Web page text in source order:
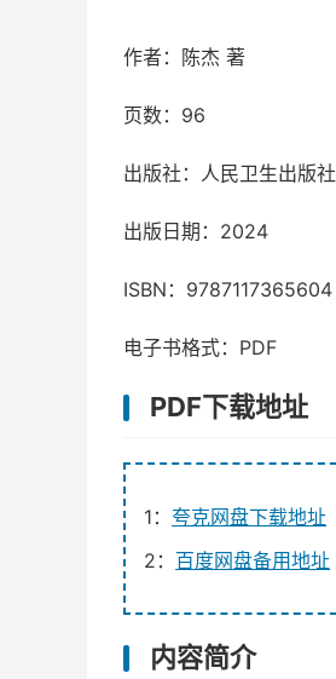
作者：陈杰 著
页数：96
出版社：人民卫生出版社
出版日期：2024
ISBN：9787117365604
电子书格式：PDF
PDF下载地址
1： 夸克网盘下载地址
2： 百度网盘备用地址
内容简介